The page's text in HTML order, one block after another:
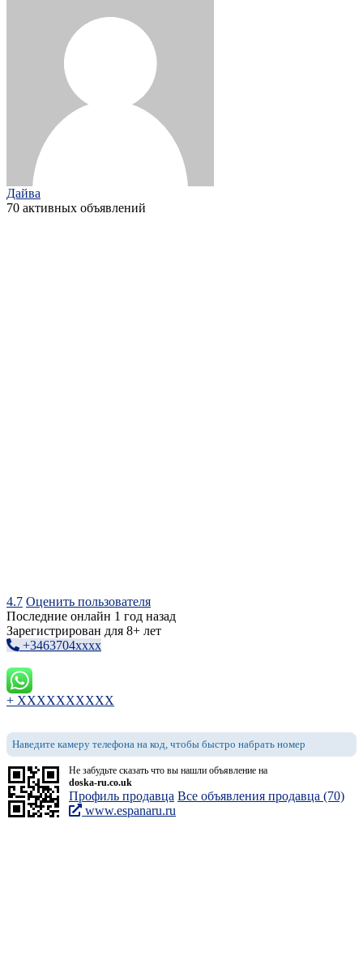
Дайва
70 активных объявлений
4.7 Оценить пользователя
Последние онлайн 1 год назад
Зарегистрирован для 8+ лет
+3463704xxxx
+ XXXXXXXXXX
Наведите камеру телефона на код, чтобы быстро набрать номер
Не забудьте сказать что вы нашли объявление на
doska-ru.co.uk
Профиль продавца Все объявления продавца (70)
www.espanaru.ru